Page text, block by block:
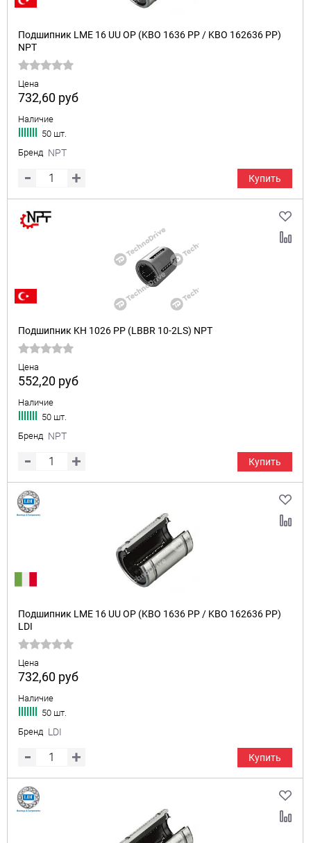
Подшипник LME 16 UU OP (KBO 1636 PP / KBO 162636 PP)
NPT
Цена
732,60 руб
Наличие
50 шт.
Бренд NPT
Купить
Подшипник KH 1026 PP (LBBR 10-2LS) NPT
Цена
552,20 руб
Наличие
50 шт.
Бренд NPT
Купить
Подшипник LME 16 UU OP (KBO 1636 PP / KBO 162636 PP)
LDI
Цена
732,60 руб
Наличие
50 шт.
Бренд LDI
Купить